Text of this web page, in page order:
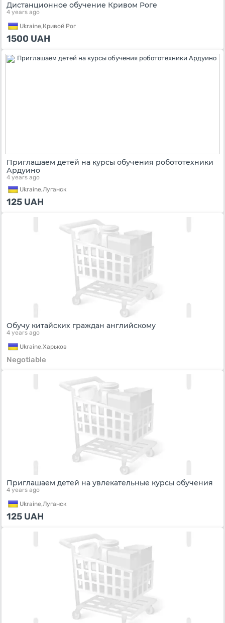
Дистанционное обучение Кривом Роге
4 years ago
Ukraine,Кривой Рог
1500 UAH
Приглашаем детей на курсы обучения робототехники
Ардуино
4 years ago
Ukraine,Луганск
125 UAH
Обучу китайских граждан английскому
4 years ago
Ukraine,Харьков
Negotiable
Приглашаем детей на увлекательные курсы обучения
4 years ago
Ukraine,Луганск
125 UAH